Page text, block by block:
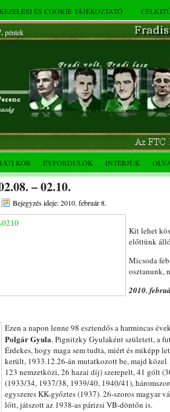
ÉS COOKIE TÁJÉKOZTATÓ
péntek
KÖR ÉVFORDULÓK INTERJÚK
– 02.10.
Bejegyzés ideje: 2010. február 8.
Kit lehet
előttünk
Micsoda
osztanunk,
2010.
Ezen a napon lenne 98 esztendős a harmincas
Polgár Gyula. Pignitzky Gyulaként született, a
Érdekes, hogy maga sem tudta, miért és miképp
került, 1933.12.26-án mutatkozott be, majd
123 nemzetközi, 26 hazai díj) szerepelt, 41 gólt
(1933/34, 1937/38, 1939/40, 1940/41),
egyszeres KK-győztes (1937). 26-szoros magyar
lőtt, játszott az 1938-as párizsi VB-döntőn is.